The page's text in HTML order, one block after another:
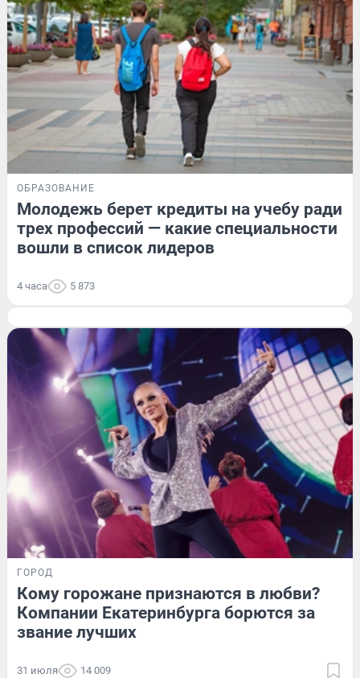
ОБРАЗОВАНИЕ
Молодежь берет кредиты на учебу ради
трех профессий — какие специальности
вошли в список лидеров
4 часа 5 873
ГОРОД
Кому горожане признаются в любви?
Компании Екатеринбурга борются за
звание лучших
31 июля 14 009